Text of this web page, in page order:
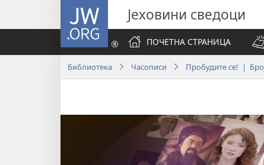
JW.ORG Јеховини сведоци
ПОЧЕТНА СТРАНИЦА
Библиотека Часописи Пробудите се! |